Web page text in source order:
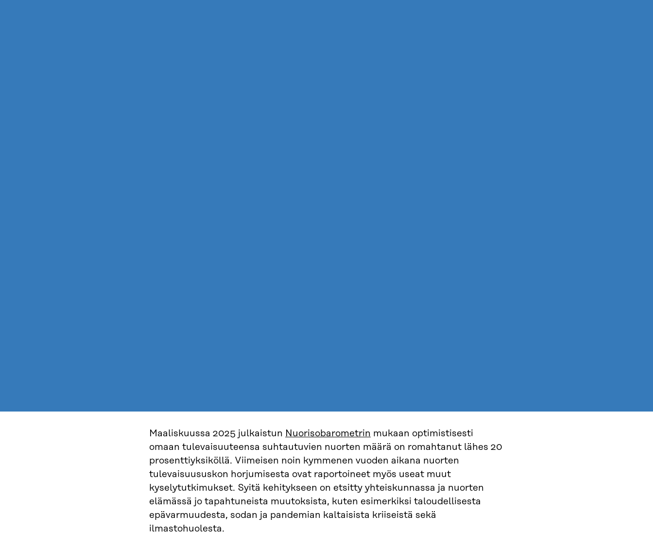
Maaliskuussa 2025 julkaistun Nuorisobarometrin mukaan optimistisesti
omaan tulevaisuuteensa suhtautuvien nuorten määrä on romahtanut lähes 20
prosenttiyksiköllä. Viimeisen noin kymmenen vuoden aikana nuorten
tulevaisuususkon horjumisesta ovat raportoineet myös useat muut
kyselytutkimukset. Syitä kehitykseen on etsitty yhteiskunnassa ja nuorten
elämässä jo tapahtuneista muutoksista, kuten esimerkiksi taloudellisesta
epävarmuudesta, sodan ja pandemian kaltaisista kriiseistä sekä
ilmastohuolesta.